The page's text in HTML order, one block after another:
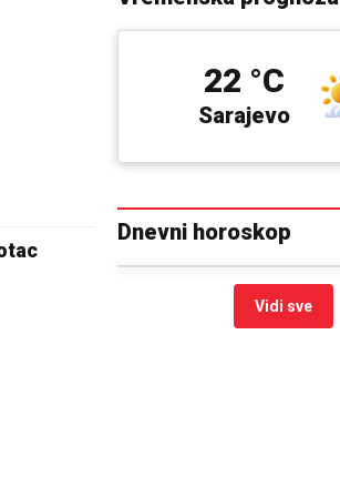
Sarajevo
22 °C
Dnevni horoskop
Vidi sve